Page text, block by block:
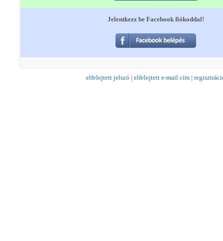
Jelentkezz be Facebook fiókoddal!
elfelejtett jelszó | elfelejtett e-mail cím |